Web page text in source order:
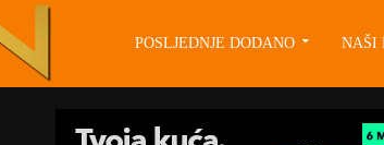
POSLJEDNJE DODANO NAŠI